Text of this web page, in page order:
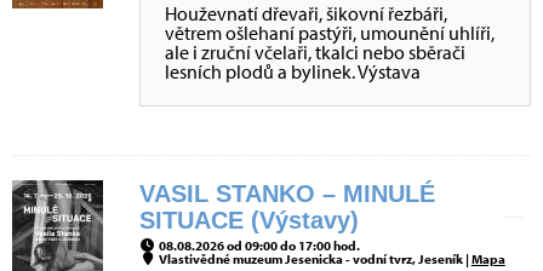
Houževnatí dřevaři, šikovní řezbáři,
větrem ošlehaní pastýři, umounění uhlíři,
ale i zruční včelaři, tkalci nebo sběrači
lesních plodů a bylinek. Výstava
VASIL STANKO – MINULÉ
SITUACE (Výstavy)
08.08.2026 od 09:00 do 17:00 hod.
Vlastivědné muzeum Jesenicka - vodní tvrz, Jeseník |Mapa